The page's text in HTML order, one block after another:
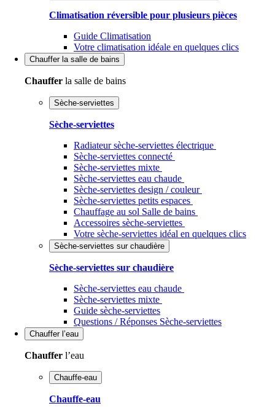
Climatisation réversible pour plusieurs pièces
Guide Climatisation
Votre climatisation idéale en quelques clics
Chauffer la salle de bains
Chauffer la salle de bains
Sèche-serviettes
Sèche-serviettes
Radiateur sèche-serviettes électrique
Sèche-serviettes connecté
Sèche-serviettes mixte
Sèche-serviettes eau chaude
Sèche-serviettes design / couleur
Sèche-serviettes petits espaces
Chauffage au sol Salle de bains
Accessoires sèche-serviettes
Votre sèche-serviettes idéal en quelques clics
Sèche-serviettes sur chaudière
Sèche-serviettes sur chaudière
Sèche-serviettes eau chaude
Sèche-serviettes mixte
Guide sèche-serviettes
Questions / Réponses Sèche-serviettes
Chauffer l’eau
Chauffer l’eau
Chauffe-eau
Chauffe-eau